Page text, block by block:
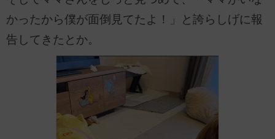
かったから僕が面倒見てたよ！」と誇らしげに報
告してきたとか。